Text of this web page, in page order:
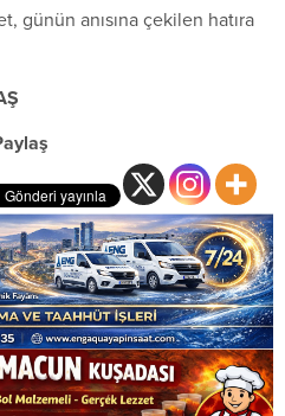
günün anısına çekilen hatıra